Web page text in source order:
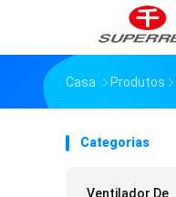
Casa Produtos
Categorias
Ventilador De